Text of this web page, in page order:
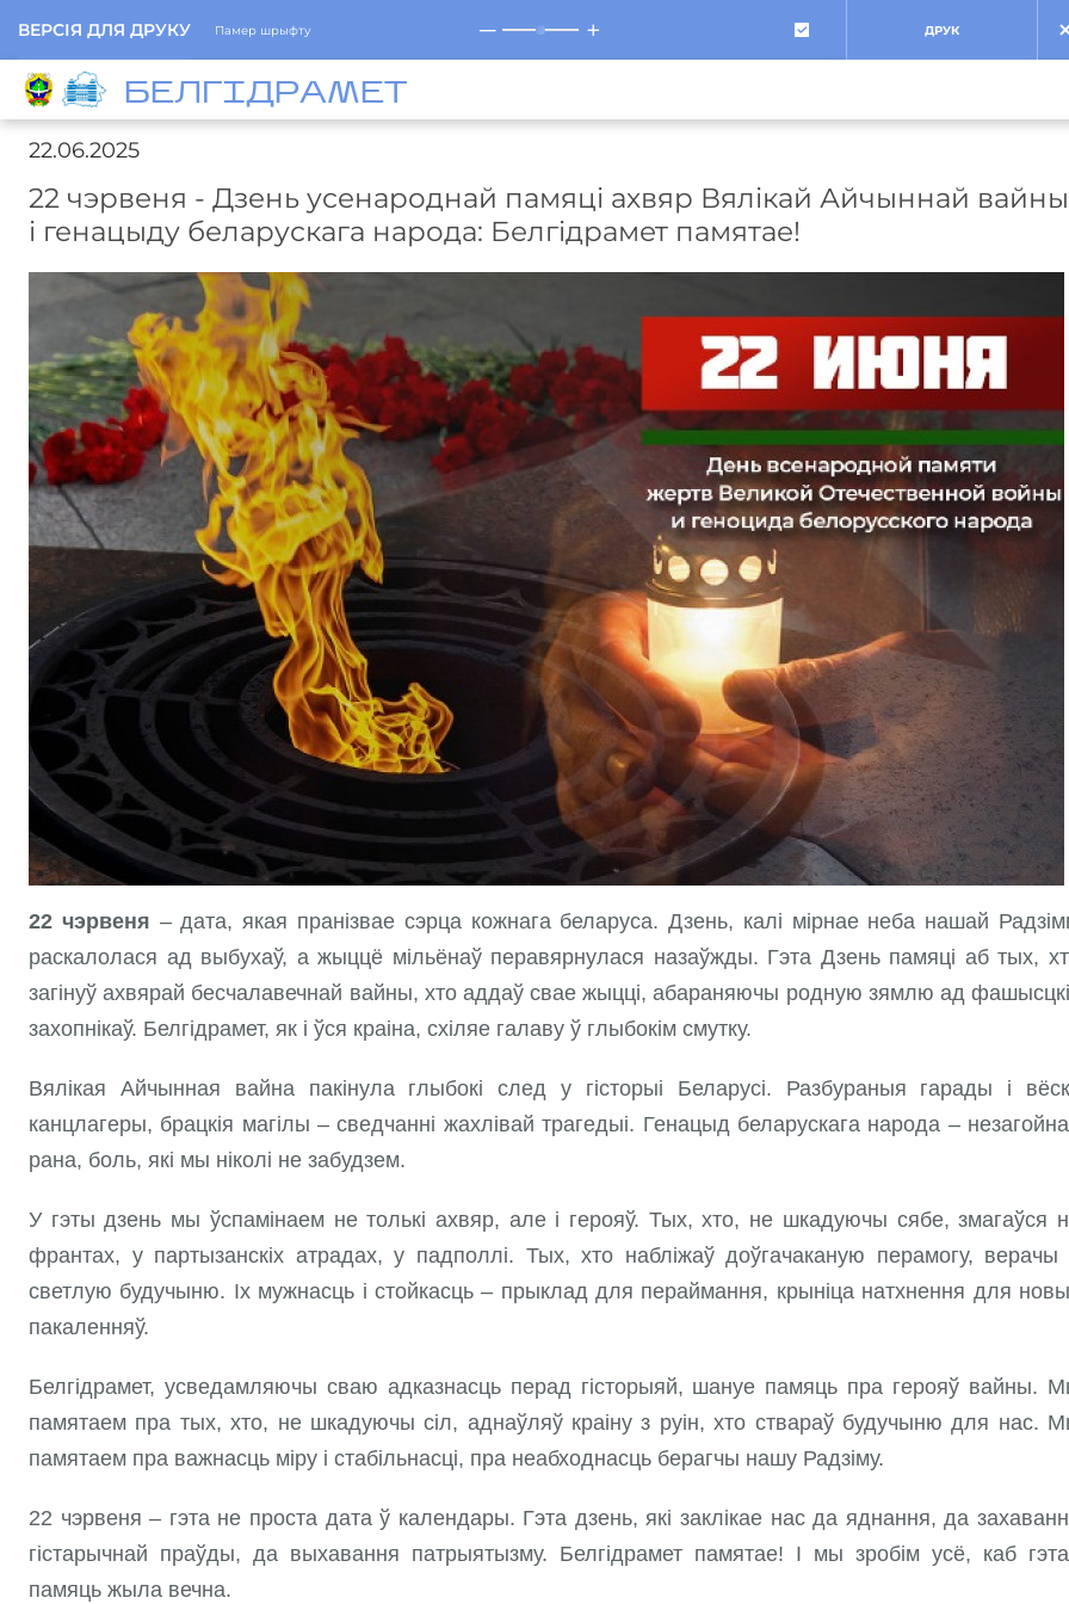
ВЕРСІЯ ДЛЯ ДРУКУ Памер шрыфту ─ + ДРУК
БЕЛГIДРAМЕТ
22.06.2025
22 чэрвеня - Дзень усенароднай памяці ахвяр Вялікай Айчыннай вайны
і генацыду беларускага народа: Белгідрамет памятае!
22 чэрвеня – дата, якая пранізвае сэрца кожнага беларуса. Дзень, калі мірнае неба нашай
раскалолася ад выбухаў, а жыццё мільёнаў перавярнулася назаўжды. Гэта Дзень памяці аб тых,
загінуў ахвярай бесчалавечнай вайны, хто аддаў свае жыцці, абараняючы родную зямлю ад
захопнікаў. Белгідрамет, як і ўся краіна, схіляе галаву ў глыбокім смутку.
Вялікая Айчынная вайна пакінула глыбокі след у гісторыі Беларусі. Разбураныя гарады і
канцлагеры, брацкія магілы – сведчанні жахлівай трагедыі. Генацыд беларускага народа –
рана, боль, які мы ніколі не забудзем.
У гэты дзень мы ўспамінаем не толькі ахвяр, але і герояў. Тых, хто, не шкадуючы сябе, змагаўся
франтах, у партызанскіх атрадах, у падполлі. Тых, хто набліжаў доўгачаканую перамогу, верачы
светлую будучыню. Іх мужнасць і стойкасць – прыклад для пераймання, крыніца натхнення для
пакаленняў.
Белгідрамет, усведамляючы сваю адказнасць перад гісторыяй, шануе памяць пра герояў вайны.
памятаем пра тых, хто, не шкадуючы сіл, аднаўляў краіну з руін, хто ствараў будучыню для нас.
памятаем пра важнасць міру і стабільнасці, пра неабходнасць берагчы нашу Радзіму.
22 чэрвеня – гэта не проста дата ў календары. Гэта дзень, які заклікае нас да яднання, да
гістарычнай праўды, да выхавання патрыятызму. Белгідрамет памятае! І мы зробім усё, каб
памяць жыла вечна.